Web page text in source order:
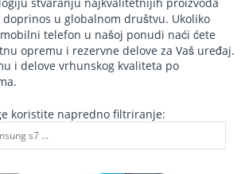
u globalnom društvu. Ukoliko
mobilni telefon u našoj ponudi naći ćete
opremu i rezervne delove za Vaš uređaj.
i delove vrhunskog kvaliteta po
koristite napredno filtriranje: